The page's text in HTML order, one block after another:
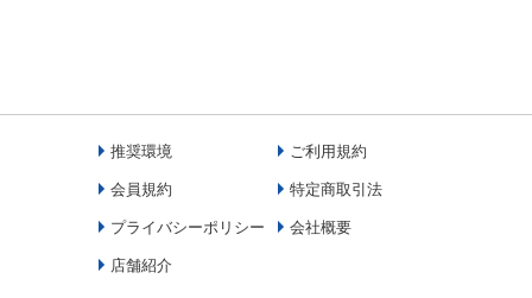
推奨環境 ご利用規約
会員規約 特定商取引法
プライバシーポリシー 会社概要
店舗紹介